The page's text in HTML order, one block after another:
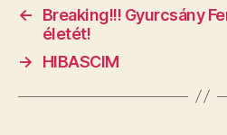
←
Breaking!!! Gyurcsány
életét!
→
HIBASCIM